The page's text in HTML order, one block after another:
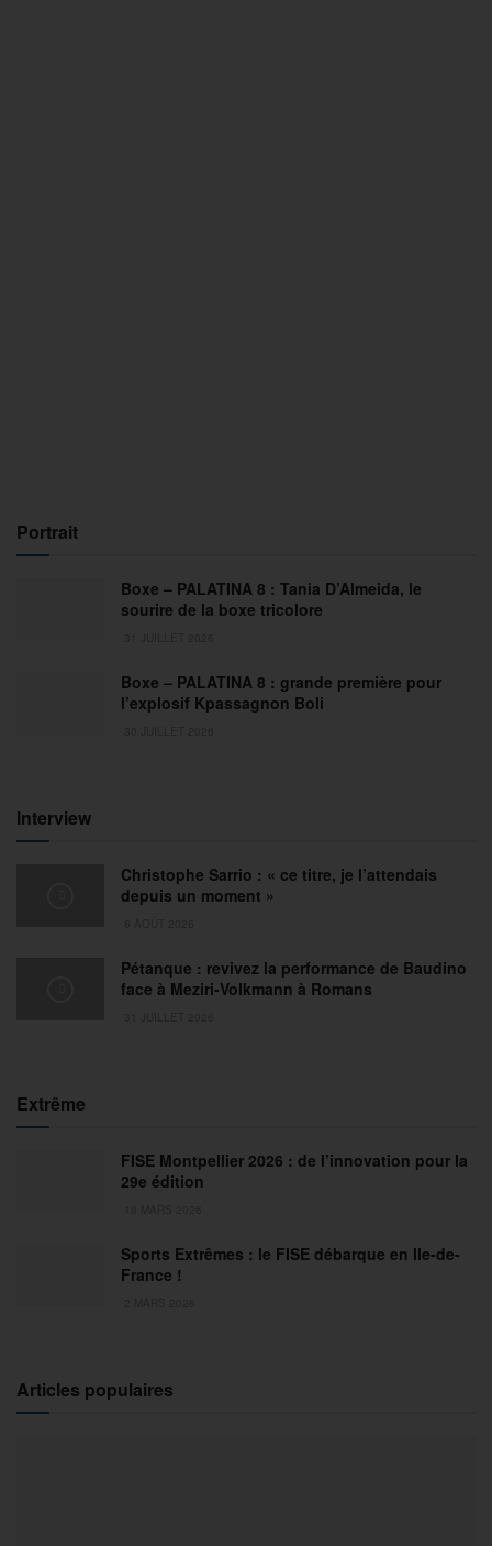
Portrait
Boxe – PALATINA 8 : Tania D’Almeida, le
sourire de la boxe tricolore
Boxe – PALATINA 8 : grande première pour
l’explosif Kpassagnon Boli
Interview
Christophe Sarrio : « ce titre, je l’attendais
depuis un moment »
Pétanque : revivez la performance de Baudino
face à Meziri-Volkmann à Romans
Extrême
FISE Montpellier 2026 : de l’innovation pour la
29e édition
Sports Extrêmes : le FISE débarque en Ile-de-
France !
Articles populaires